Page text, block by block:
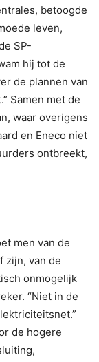
betoogde
leven,
SP-
hij tot de
de plannen van
Samen met de
waar overigens
en Eneco niet
ontbreekt,
men van de
zijn, van de
onmogelijk
“Niet in de
de hogere